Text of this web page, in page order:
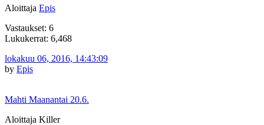
Aloittaja Epis
Vastaukset: 6
Lukukerrat: 6,468
lokakuu 06, 2016, 14:43:09
by Epis
Mahti Maanantai 20.6.
Aloittaja Killer